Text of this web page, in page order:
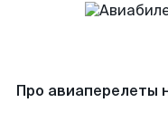
Про авиаперелеты